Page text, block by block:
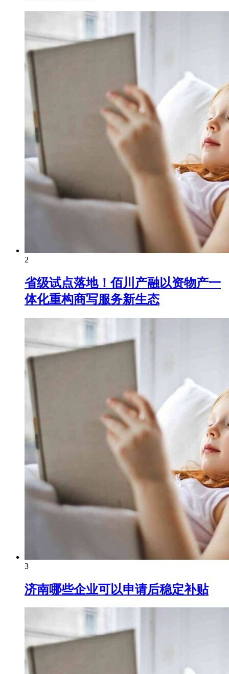
2
省级试点落地！佰川产融以资物产一
体化重构商写服务新生态
3
济南哪些企业可以申请后稳定补贴